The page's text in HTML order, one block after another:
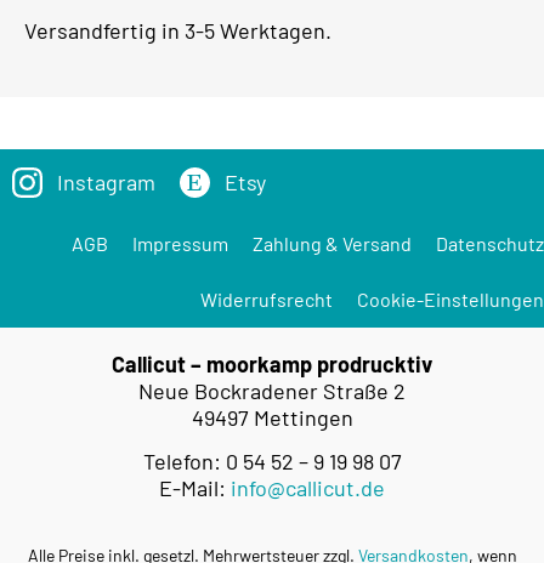
Versandfertig in 3-5 Werktagen.
Instagram Etsy
AGB Impressum Zahlung & Versand Datenschutz
Widerrufsrecht Cookie-Einstellungen
Callicut – moorkamp prodrucktiv
Neue Bockradener Straße 2
49497 Mettingen
Telefon: 0 54 52 – 9 19 98 07
E-Mail: info@callicut.de
Alle Preise inkl. gesetzl. Mehrwertsteuer zzgl. Versandkosten, wenn